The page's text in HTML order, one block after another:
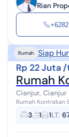
Rian
Rumah Siap
Rp 22 Juta
Rumah
Cianjur, Cianjur
Rumah Kontrakan
Spesifikasi
Hadap : Barat ...
3 1 1LT: